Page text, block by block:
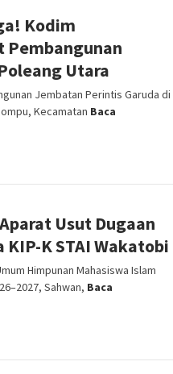
Kodim
Pembangunan
Utara
Jembatan Perintis Garuda di
Kecamatan Baca
Usut Dugaan
K STAI Wakatobi
Himpunan Mahasiswa Islam
Sahwan, Baca